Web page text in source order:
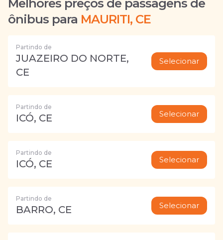
Melhores preços de passagens de
ônibus para MAURITI, CE
Partindo de
JUAZEIRO DO NORTE,
CE
Selecionar
Partindo de
ICÓ, CE Selecionar
Partindo de
ICÓ, CE Selecionar
Partindo de
BARRO, CE Selecionar